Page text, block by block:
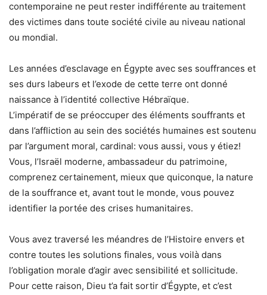
contemporaine ne peut rester indifférente au traitement
des victimes dans toute société civile au niveau national
ou mondial.
Les années d’esclavage en Égypte avec ses souffrances et
ses durs labeurs et l’exode de cette terre ont donné
naissance à l’identité collective Hébraïque.
L’impératif de se préoccuper des éléments souffrants et
dans l’affliction au sein des sociétés humaines est soutenu
par l’argument moral, cardinal: vous aussi, vous y étiez!
Vous, l’Israël moderne, ambassadeur du patrimoine,
comprenez certainement, mieux que quiconque, la nature
de la souffrance et, avant tout le monde, vous pouvez
identifier la portée des crises humanitaires.
Vous avez traversé les méandres de l’Histoire envers et
contre toutes les solutions finales, vous voilà dans
l’obligation morale d’agir avec sensibilité et sollicitude.
Pour cette raison, Dieu t’a fait sortir d’Égypte, et c’est